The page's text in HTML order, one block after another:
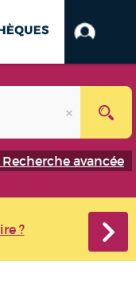
Recherche avancée
?